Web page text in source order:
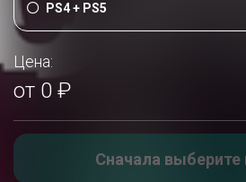
PS4 + PS5
Цена:
от 0 ₽
Сначала выберите